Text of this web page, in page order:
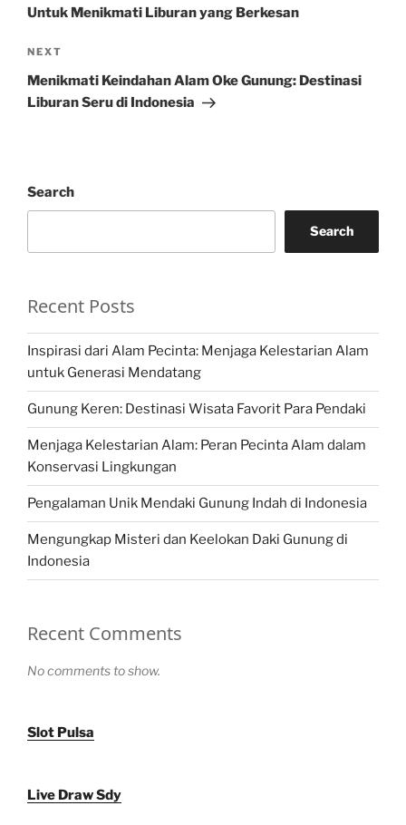
Untuk Menikmati Liburan yang Berkesan
Next
Post
NEXT
Menikmati Keindahan Alam Oke Gunung: Destinasi
Liburan Seru di Indonesia
Search
Search
Recent Posts
Inspirasi dari Alam Pecinta: Menjaga Kelestarian Alam
untuk Generasi Mendatang
Gunung Keren: Destinasi Wisata Favorit Para Pendaki
Menjaga Kelestarian Alam: Peran Pecinta Alam dalam
Konservasi Lingkungan
Pengalaman Unik Mendaki Gunung Indah di Indonesia
Mengungkap Misteri dan Keelokan Daki Gunung di
Indonesia
Recent Comments
No comments to show.
Slot Pulsa
Live Draw Sdy